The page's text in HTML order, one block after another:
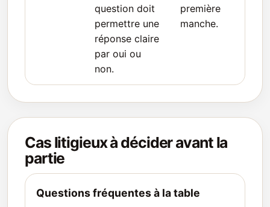
question doit
permettre une
réponse claire
par oui ou
non.
première
manche.
Cas litigieux à décider avant la
partie
Questions fréquentes à la table